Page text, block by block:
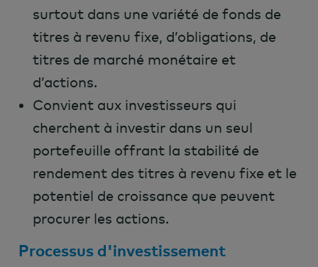
surtout dans une variété de fonds de
titres à revenu fixe, d’obligations, de
titres de marché monétaire et
d’actions.
Convient aux investisseurs qui
cherchent à investir dans un seul
portefeuille offrant la stabilité de
rendement des titres à revenu fixe et le
potentiel de croissance que peuvent
procurer les actions.
Processus d'investissement